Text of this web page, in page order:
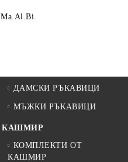
Ma.Al.Bi.
ДАМСКИ РЪКАВИЦИ
МЪЖКИ РЪКАВИЦИ
КАШМИР
КОМПЛЕКТИ ОТ
КАШМИР